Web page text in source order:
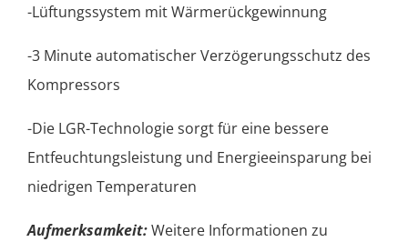
-Lüftungssystem mit Wärmerückgewinnung
-3 Minute automatischer Verzögerungsschutz des
Kompressors
-Die LGR-Technologie sorgt für eine bessere
Entfeuchtungsleistung und Energieeinsparung bei
niedrigen Temperaturen
Aufmerksamkeit:Weitere Informationen zu